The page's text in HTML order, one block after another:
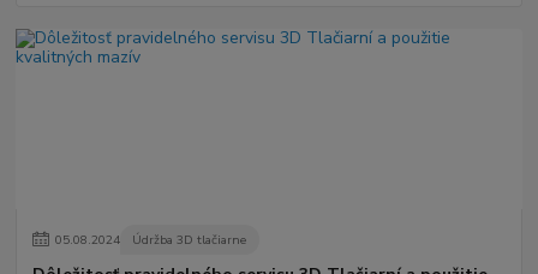
05.08.2024 Údržba 3D tlačiarne